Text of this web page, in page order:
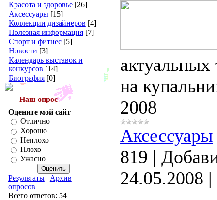
Красота и здоровье [26]
Аксессуары [15]
Коллекции дизайнеров [4]
Полезная информация [7]
Спорт и фитнес [5]
Новости [3]
Календарь выставок и
конкурсов [14]
Биография [0]
Наш опрос
Оцените мой сайт
Отлично
Хорошо
Неплохо
Плохо
Ужасно
Результаты| Архив
опросов
Всего ответов: 54
на
2008
Аксессуары
819 |
24.05.2008 |